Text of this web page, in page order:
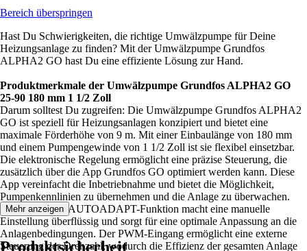
Bereich überspringen
Hast Du Schwierigkeiten, die richtige Umwälzpumpe für Deine
Heizungsanlage zu finden? Mit der Umwälzpumpe Grundfos
ALPHA2 GO hast Du eine effiziente Lösung zur Hand.
Produktmerkmale der Umwälzpumpe Grundfos ALPHA2 GO
25-90 180 mm 1 1/2 Zoll
Darum solltest Du zugreifen: Die Umwälzpumpe Grundfos ALPHA2
GO ist speziell für Heizungsanlagen konzipiert und bietet eine
maximale Förderhöhe von 9 m. Mit einer Einbaulänge von 180 mm
und einem Pumpengewinde von 1 1/2 Zoll ist sie flexibel einsetzbar.
Die elektronische Regelung ermöglicht eine präzise Steuerung, die
zusätzlich über die App Grundfos GO optimiert werden kann. Diese
App vereinfacht die Inbetriebnahme und bietet die Möglichkeit,
Pumpenkennlinien zu übernehmen und die Anlage zu überwachen.
Die intelligente AUTOADAPT-Funktion macht eine manuelle
Einstellung überflüssig und sorgt für eine optimale Anpassung an die
Anlagenbedingungen. Der PWM-Eingang ermöglicht eine externe
Steuerung der Drehzahl, wodurch die Effizienz der gesamten Anlage
Mehr anzeigen
Produktsicherheit